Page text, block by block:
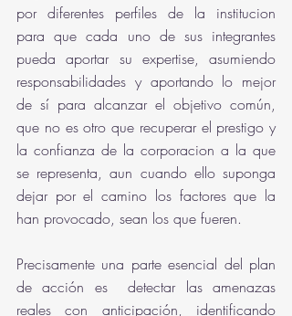
por diferentes perfiles de la institucion
para que cada uno de sus integrantes
pueda aportar su expertise, asumiendo
responsabilidades y aportando lo mejor
de sí para alcanzar el objetivo común,
que no es otro que recuperar el prestigo y
la confianza de la corporacion a la que
se representa, aun cuando ello suponga
dejar por el camino los factores que la
han provocado, sean los que fueren.
Precisamente una parte esencial del plan
de acción es  detectar las amenazas
reales con anticipación, identificando